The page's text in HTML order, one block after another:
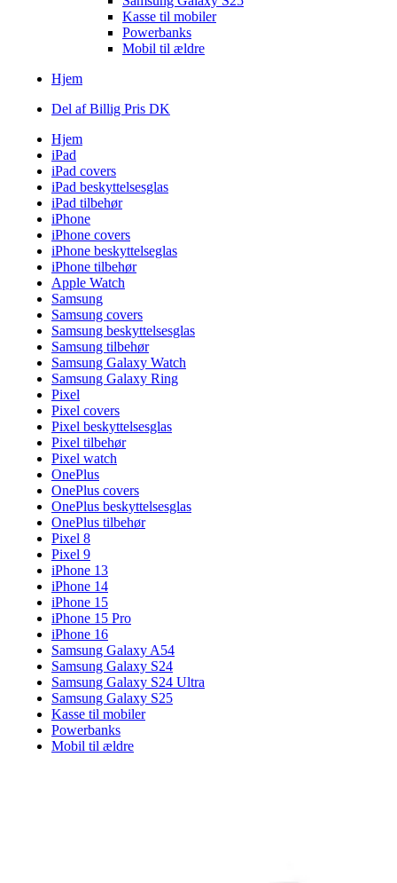
Kasse til mobiler
Powerbanks
Mobil til ældre
Hjem
Del af Billig Pris DK
Hjem
iPad
iPad covers
iPad beskyttelsesglas
iPad tilbehør
iPhone
iPhone covers
iPhone beskyttelseglas
iPhone tilbehør
Apple Watch
Samsung
Samsung covers
Samsung beskyttelsesglas
Samsung tilbehør
Samsung Galaxy Watch
Samsung Galaxy Ring
Pixel
Pixel covers
Pixel beskyttelsesglas
Pixel tilbehør
Pixel watch
OnePlus
OnePlus covers
OnePlus beskyttelsesglas
OnePlus tilbehør
Pixel 8
Pixel 9
iPhone 13
iPhone 14
iPhone 15
iPhone 15 Pro
iPhone 16
Samsung Galaxy A54
Samsung Galaxy S24
Samsung Galaxy S24 Ultra
Samsung Galaxy S25
Kasse til mobiler
Powerbanks
Mobil til ældre